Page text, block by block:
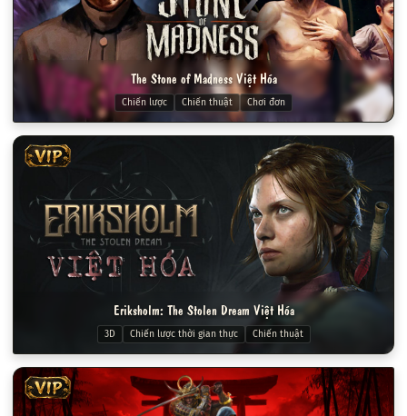
The Stone of Madness Việt Hóa
Chiến lược Chiến thuật Chơi đơn
VIP
Eriksholm: The Stolen Dream Việt Hóa
3D Chiến lược thời gian thực Chiến thuật
VIP